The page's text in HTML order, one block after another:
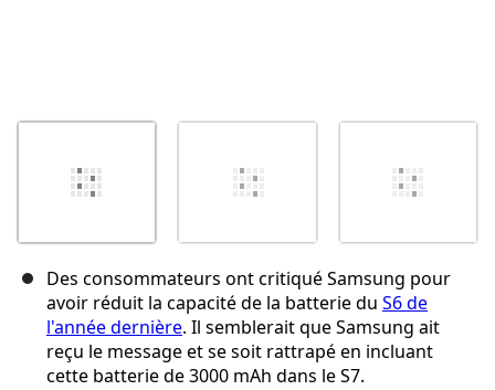
Des consommateurs ont critiqué Samsung pour
avoir réduit la capacité de la batterie du S6 de
l'année dernière. Il semblerait que Samsung ait
reçu le message et se soit rattrapé en incluant
cette batterie de 3000 mAh dans le S7.